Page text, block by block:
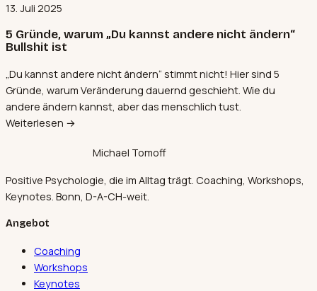
13. Juli 2025
5 Gründe, warum „Du kannst andere nicht ändern“
Bullshit ist
„Du kannst andere nicht ändern“ stimmt nicht! Hier sind 5
Gründe, warum Veränderung dauernd geschieht. Wie du
andere ändern kannst, aber das menschlich tust.
Weiterlesen →
Michael Tomoff
Positive Psychologie, die im Alltag trägt. Coaching, Workshops,
Keynotes. Bonn, D-A-CH-weit.
Angebot
Coaching
Workshops
Keynotes